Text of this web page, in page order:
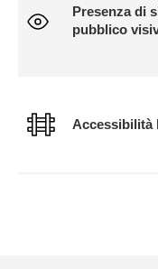
Presenza di
pubblico
Accessibilità